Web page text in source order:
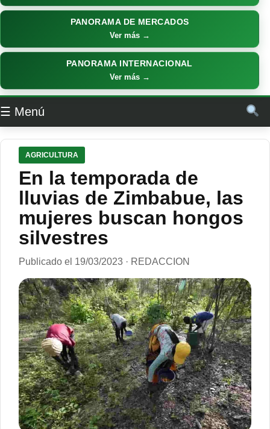
PANORAMA DE MERCADOS
Ver más →
PANORAMA INTERNACIONAL
Ver más →
☰ Menú
AGRICULTURA
En la temporada de
lluvias de Zimbabue, las
mujeres buscan hongos
silvestres
Publicado el 19/03/2023 · REDACCION